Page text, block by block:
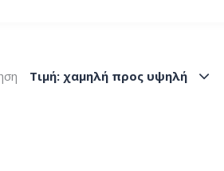
Tιμή: χαμηλή προς υψηλή